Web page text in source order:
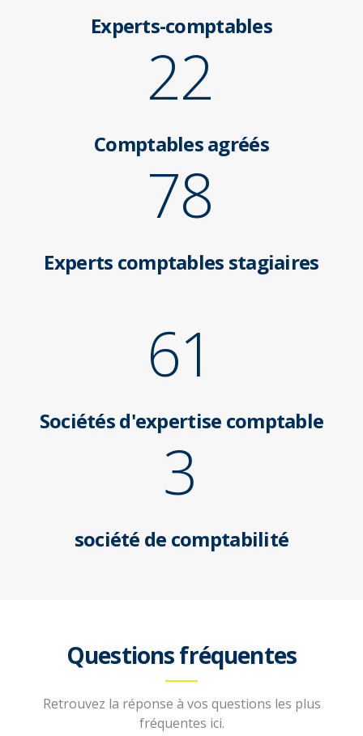
Experts-comptables
22
Comptables agréés
78
Experts comptables stagiaires
61
Sociétés d'expertise comptable
3
société de comptabilité
Questions fréquentes
Retrouvez la réponse à vos questions les plus
fréquentes ici.